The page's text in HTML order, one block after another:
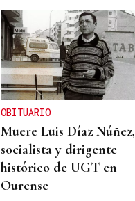
OBITUARIO
Muere Luis Díaz Núñez,
socialista y dirigente
histórico de UGT en
Ourense